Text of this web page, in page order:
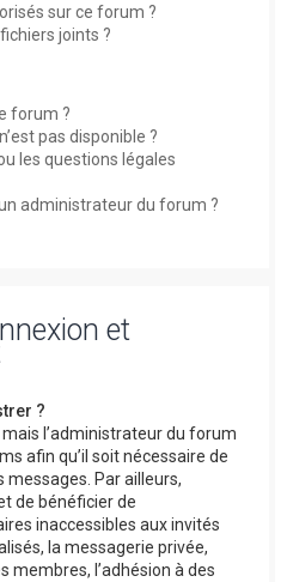
sur ce forum ?
joints ?
forum ?
pas disponible ?
les questions légales
administrateur du forum ?
et
?
l’administrateur du forum
afin qu’il soit nécessaire de
messages. Par ailleurs,
de bénéficier de
inaccessibles aux invités
la messagerie privée,
membres, l’adhésion à des